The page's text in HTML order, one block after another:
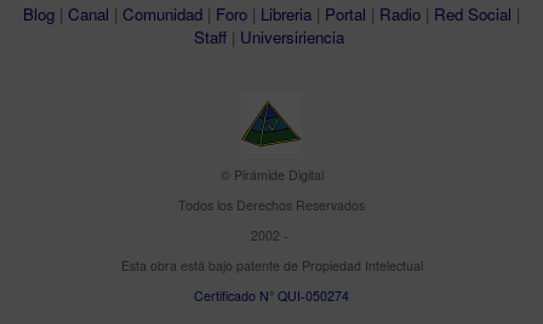
Blog | Canal | Comunidad | Foro | Libreria | Portal | Radio | Red Social |
Staff | Universiriencia
© Pirámide Digital
Todos los Derechos Reservados
2002 -
Esta obra está bajo patente de Propiedad Intelectual
Certificado N° QUI-050274